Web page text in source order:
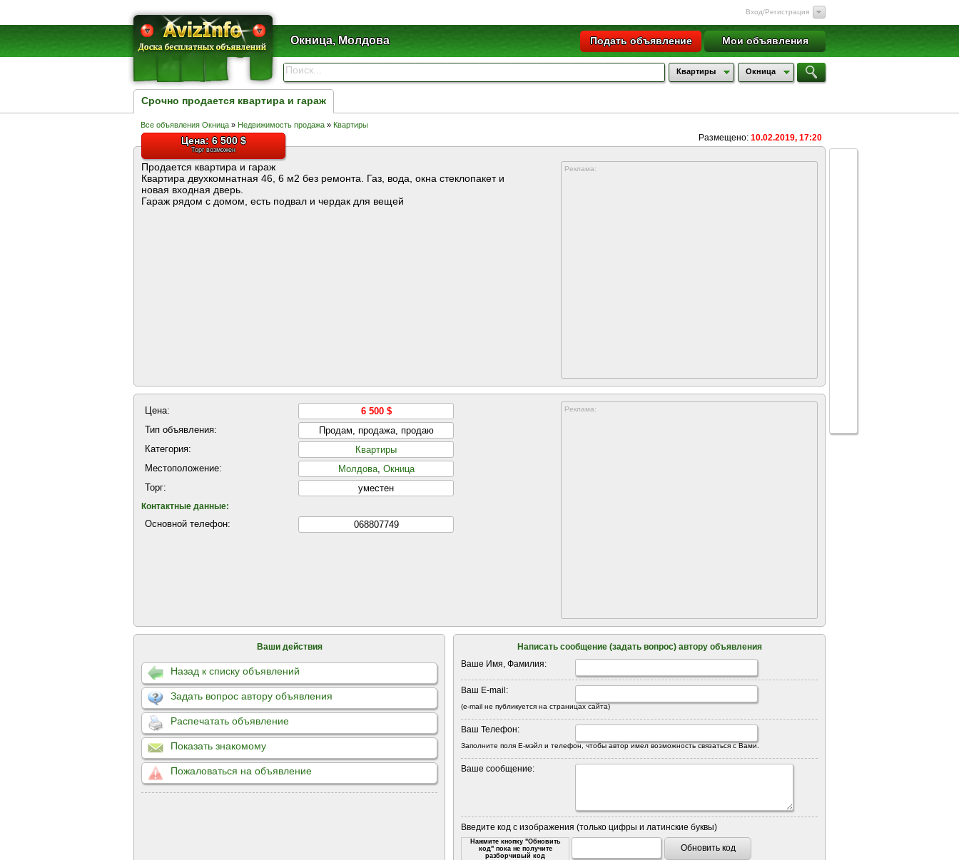
Вход/Регистрация
Окница, Молдова Мои объявления
Подать объявление
Квартиры Окница
Срочно продается квартира и гараж
Все объявления Окница » Недвижимость продажа » Квартиры
Размещено: 10.02.2019, 17:20
Цена: 6 500 $
Торг возможен
Реклама:
Продается квартира и гараж
Квартира двухкомнатная 46, 6 м2 без ремонта. Газ, вода, окна стеклопакет и
новая входная дверь.
Гараж рядом с домом, есть подвал и чердак для вещей
Цена:
6 500 $
Тип объявления:
Продам, продажа, продаю
Категория:
Квартиры
Местоположение:
Молдова, Окница
Торг:
уместен
Контактные данные:
Основной телефон: 068807749
Реклама:
Ваши действия
Назад к списку объявлений
Задать вопрос автору объявления
Распечатать объявление
Показать знакомому
Пожаловаться на объявление
Написать сообщение (задать вопрос) автору объявления
Ваше Имя, Фамилия:
Ваш E-mail:
(e-mail не публикуется на страницах сайта)
Ваш Телефон:
Заполните поля Е-мэйл и телефон, чтобы автор имел возможность связаться с Вами.
Ваше сообщение:
Введите код с изображения (только цифры и латинские буквы)
Нажмите кнопку "Обновить
код" пока не получите
разборчивый код
Обновить код